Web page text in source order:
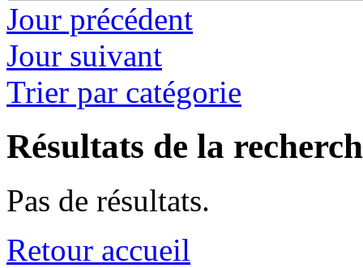
Jour précédent
Jour suivant
Trier par catégorie
Résultats de la
Pas de résultats.
Retour accueil